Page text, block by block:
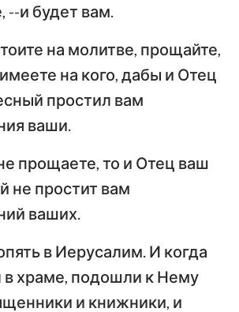
--и будет вам.
на молитве, прощайте,
на кого, дабы и Отец
простил вам
ваши.
прощаете, то и Отец ваш
не простит вам
ваших.
в Иерусалим. И когда
в храме, подошли к Нему
и книжники, и